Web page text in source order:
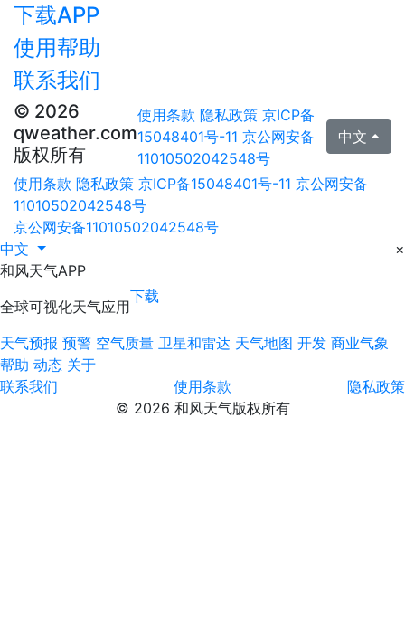
下载APP
使用帮助
联系我们
© 2026
qweather.com
版权所有
使用条款 隐私政策 京ICP备
15048401号-11 京公网安备
11010502042548号
中文
使用条款 隐私政策 京ICP备15048401号-11 京公网安备
11010502042548号
京公网安备11010502042548号
中文
×
和风天气APP
全球可视化天气应用
下载
天气预报 预警 空气质量 卫星和雷达 天气地图 开发 商业气象
帮助 动态 关于
联系我们
使用条款
隐私政策
© 2026 和风天气版权所有